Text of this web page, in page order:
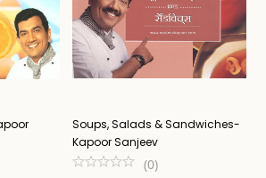
Soups, Salads & Sandwiches-
Kapoor Sanjeev
(0)